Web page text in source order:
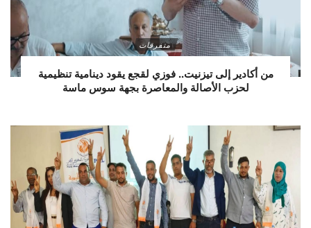
متفرقات
من أكادير إلى تيزنيت.. فوزي لقجع يقود دينامية تنظيمية
لحزب الأصالة والمعاصرة بجهة سوس ماسة